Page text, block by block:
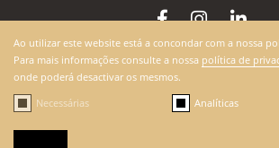
Ao utilizar este website está a concondar com a nossa
Para mais informações consulte a nossa política de
onde poderá desactivar os mesmos.
Necessárias
Analíticas
2026 © TEMPERO DE ALEGRIA | POLÍTICA